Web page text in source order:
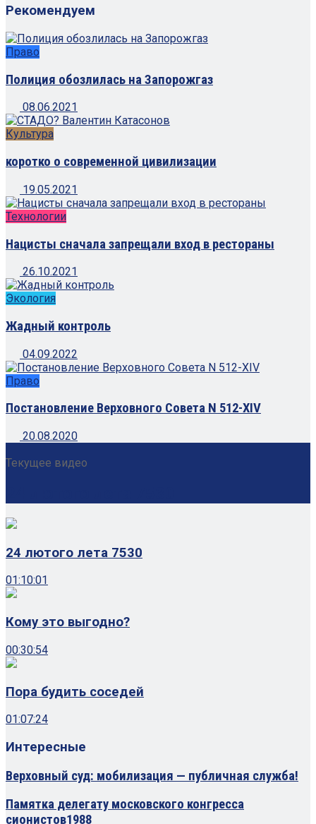
Рекомендуем
Право
Полиция обозлилась на Запорожгаз
08.06.2021
Культура
коротко о современной цивилизации
19.05.2021
Технологии
Нацисты сначала запрещали вход в рестораны
26.10.2021
Экология
Жадный контроль
04.09.2022
Право
Постановление Верховного Совета N 512-XIV
20.08.2020
Текущее видео
24 лютого лета 7530
01:10:01
Кому это выгодно?
00:30:54
Пора будить соседей
01:07:24
Интересные
Верховный суд: мобилизация — публичная служба!
Памятка делегату московского конгресса
сионистов1988